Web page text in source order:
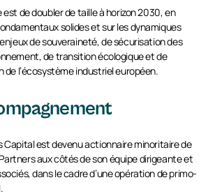
est de doubler de taille à horizon 2030, en
solides et sur les dynamiques
de souveraineté, de sécurisation des
de transition écologique et de
l’écosystème industriel européen.
Capital est devenu actionnaire minoritaire de
aux côtés de son équipe dirigeante et
dans le cadre d’une opération de primo-